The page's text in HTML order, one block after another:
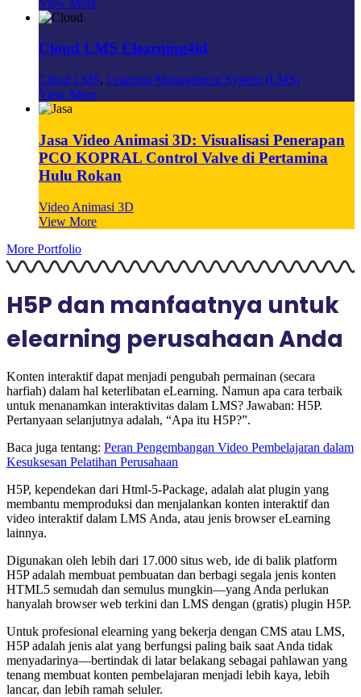
Cloud LMS Elearning4id
Cloud LMS, Learning Management System (LMS)
View More
Jasa Video Animasi 3D: Visualisasi Penerapan
PCO KOPRAL Control Valve di Pertamina
Hulu Rokan
Video Animasi 3D
View More
More Portfolio
H5P dan manfaatnya untuk
elearning perusahaan Anda
Konten interaktif dapat menjadi pengubah permainan (secara
harfiah) dalam hal keterlibatan eLearning. Namun apa cara terbaik
untuk menanamkan interaktivitas dalam LMS? Jawaban: H5P.
Pertanyaan selanjutnya adalah, “Apa itu H5P?”.
Baca juga tentang: Peran Pengembangan Video Pembelajaran dalam
Kesuksesan Pelatihan Perusahaan
H5P, kependekan dari Html-5-Package, adalah alat plugin yang
membantu memproduksi dan menjalankan konten interaktif dan
video interaktif dalam LMS Anda, atau jenis browser eLearning
lainnya.
Digunakan oleh lebih dari 17.000 situs web, ide di balik platform
H5P adalah membuat pembuatan dan berbagi segala jenis konten
HTML5 semudah dan semulus mungkin—yang Anda perlukan
hanyalah browser web terkini dan LMS dengan (gratis) plugin H5P.
Untuk profesional elearning yang bekerja dengan CMS atau LMS,
H5P adalah jenis alat yang berfungsi paling baik saat Anda tidak
menyadarinya—bertindak di latar belakang sebagai pahlawan yang
tenang membuat konten pembelajaran menjadi lebih kaya, lebih
lancar, dan lebih ramah seluler.